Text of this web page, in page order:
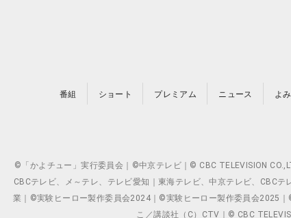
番組 ショート プレミアム ニュース よ
©「かよチュー」実行委員会｜©中京テレビ｜© CBC TELEVISION
CBCテレビ、メ～テレ、テレビ愛知｜東海テレビ、中京テレビ、CBC
業｜©実験ヒーロー製作委員会2024｜©実験ヒーロー製作委員会2025
こ／講談社（C）CTV｜© CBC